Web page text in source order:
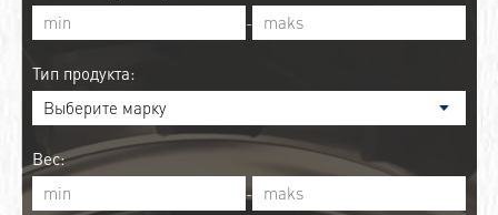
-
Тип продукта:
Вес:
-